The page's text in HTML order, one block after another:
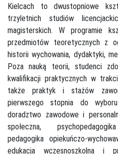
Kielcach to dwustopniowe
trzyletnich studiów
magisterskich. W programie
przedmiotów teoretycznych z
historii wychowania, dydaktyki,
Poza nauką teorii, studenci
kwalifikacji praktycznych w
także praktyk i stażów
pierwszego stopnia do
doradztwo zawodowe i
społeczna,
pedagogika opiekuńczo-
edukacja wczesnoszkolna i